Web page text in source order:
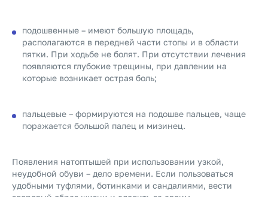
подошвенные – имеют большую площадь,
располагаются в передней части стопы и в области
пятки. При ходьбе не болят. При отсутствии лечения
появляются глубокие трещины, при давлении на
которые возникает острая боль;
пальцевые – формируются на подошве пальцев, чаще
поражается большой палец и мизинец.
Появления натоптышей при использовании узкой,
неудобной обуви – дело времени. Если пользоваться
удобными туфлями, ботинками и сандалиями, вести